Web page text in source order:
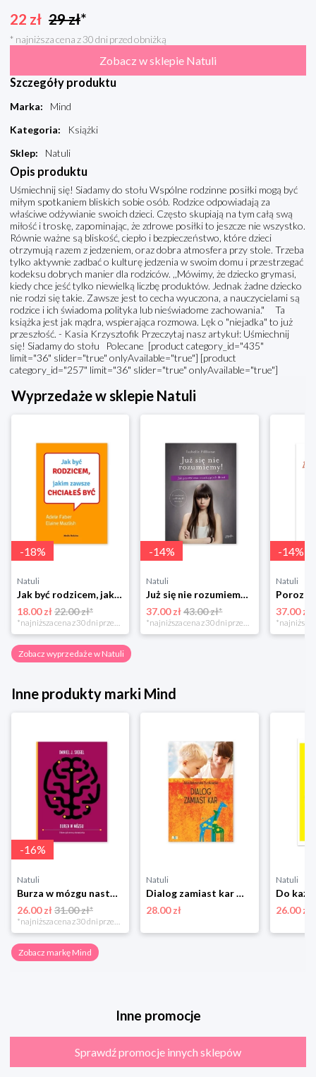
22 zł 29zł*
* najniższa cena z 30 dni przed obniżką
Zobacz w sklepie Natuli
Szczegóły produktu
Marka:
Mind
Kategoria:
Książki
Sklep: Natuli
Opis produktu
Uśmiechnij się! Siadamy do stołu Wspólne rodzinne posiłki mogą być
miłym spotkaniem bliskich sobie osób. Rodzice odpowiadają za
właściwe odżywianie swoich dzieci. Często skupiają na tym całą swą
miłość i troskę, zapominając, że zdrowe posiłki to jeszcze nie wszystko.
Równie ważne są bliskość, ciepło i bezpieczeństwo, które dzieci
otrzymują razem z jedzeniem, oraz dobra atmosfera przy stole. Trzeba
tylko aktywnie zadbać o kulturę jedzenia w swoim domu i przestrzegać
kodeksu dobrych manier dla rodziców. ,,Mówimy, że dziecko grymasi,
kiedy chce jeść tylko niewielką liczbę produktów. Jednak żadne dziecko
nie rodzi się takie. Zawsze jest to cecha wyuczona, a nauczycielami są
rodzice i ich świadoma polityka lub nieświadome zachowania." Ta
książka jest jak mądra, wspierająca rozmowa. Lęk o "niejadka" to już
przeszłość. - Kasia Krzysztofik Przeczytaj nasz artykuł: Uśmiechnij
się! Siadamy do stołu Polecane [product category_id="435"
limit="36" slider="true" onlyAvailable="true"] [product
category_id="257" limit="36" slider="true" onlyAvailable="true"]
Wyprzedaże w sklepie Natuli
-18%
Natuli
Jak być rodzicem, jakim zawsze chciałeś być Media rodzina
18.00 zł22.00 zł*
*najniższa cena z 30 dni przed obniżką
-14%
Natuli
Już się nie rozumiemy! Jak przeżyć czas trzaskających drzwi Esprit
37.00 zł 43.00 zł*
*najniższa cena z 30 dni przed obniżką
-14%
Natuli
37.00 zł
Zobacz wyprzedaże w Natuli
Inne produkty marki Mind
-16%
Natuli
Burza w mózgu nastolatka. Potencjał okresu dorastania Mind
26.00 zł31.00 zł*
Natuli
Dialog zamiast kar Mind
28.00 zł
Natuli
26.00 zł
Zobacz markę Mind
Inne promocje
Sprawdź promocje innych sklepów